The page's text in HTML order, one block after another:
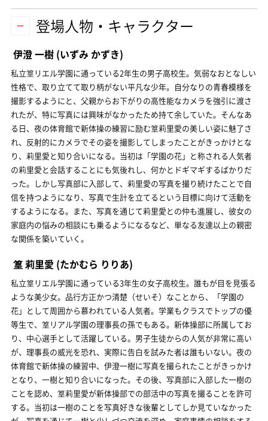
登場人物・キャラクター
伊澄 一樹 (いずみ かずき)
私立篁リエル学園に通っている2年生の男子高校生。気弱なおとなしい
性格で、取り立てて取り柄がない平凡な少年。自分なりの青春模様を
撮影するようにと、父親からお下がりの高性能なカメラを強引に渡さ
れたが、特に写真には興味がなかったため持て余していた。そんなあ
る日、夜の体育館で新体操の練習に励む篁莉里愛の美しい姿に魅了さ
れ、反射的にカメラでその姿を撮影してしまったことがきっかけとな
り、莉里愛と知り合いになる。当初は「学園の花」と称される人気者
の莉里愛と会話することにも気後れし、何かとドギマギするばかりだ
った。しかし写真部に入部して、莉里愛の写真を撮り続けたことで自
信を持つようになり、写真で生計を立てるという目標に向けて活動を
するようになる。また、写真を通じて莉里愛との仲も進展し、彼女の
家庭内の悩みの相談にも乗るようになるなど、単なる友達以上の親密
な関係を築いていく。
篁 莉里愛 (たかむら りりあ)
私立篁リエル学園に通っている3年生の女子高校生。誰もが目を見張る
ような美少女。品行方正かつ清楚（せいそ）なことから、「学園の
花」として周囲から慕われている人気者。学業もクラスでトップの優
等生で、篁リアル学園の理事長の孫でもある。新体操部に所属してお
り、中心選手として活躍している。男子生徒からの人気が非常に高い
が、理事長の威光を恐れ、実際に告白を試みた者は誰もいない。夜の
体育館で新体操の練習中、伊澄一樹に写真を撮られたことがきっかけ
となり、一樹と知り合いになった。その後、写真部に入部した一樹の
ことを認め、篁莉里愛が新体操部での部活中の写真を撮ることを許可
する。当初は一樹のことを写真好きな後輩としてしか見ていなかった